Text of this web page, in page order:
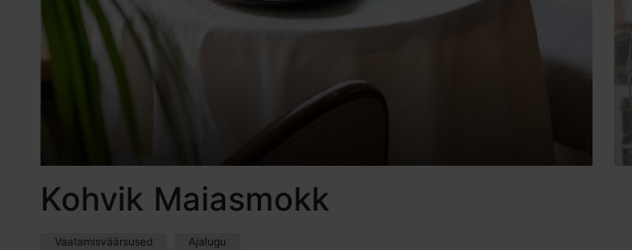
Kohvik Maiasmokk
Vaatamisväärsused Ajalugu